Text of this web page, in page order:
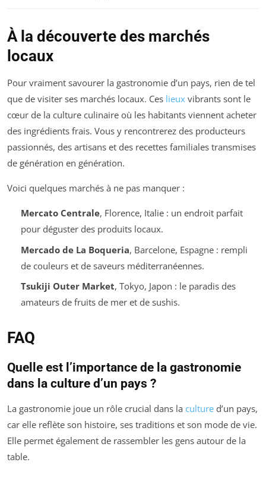
À la découverte des marchés
locaux
Pour vraiment savourer la gastronomie d’un pays, rien de tel
que de visiter ses marchés locaux. Ces lieux vibrants sont le
cœur de la culture culinaire où les habitants viennent acheter
des ingrédients frais. Vous y rencontrerez des producteurs
passionnés, des artisans et des recettes familiales transmises
de génération en génération.
Voici quelques marchés à ne pas manquer :
Mercato Centrale, Florence, Italie : un endroit parfait
pour déguster des produits locaux.
Mercado de La Boqueria, Barcelone, Espagne : rempli
de couleurs et de saveurs méditerranéennes.
Tsukiji Outer Market, Tokyo, Japon : le paradis des
amateurs de fruits de mer et de sushis.
FAQ
Quelle est l’importance de la gastronomie
dans la culture d’un pays ?
La gastronomie joue un rôle crucial dans la culture d’un pays,
car elle reflète son histoire, ses traditions et son mode de vie.
Elle permet également de rassembler les gens autour de la
table.